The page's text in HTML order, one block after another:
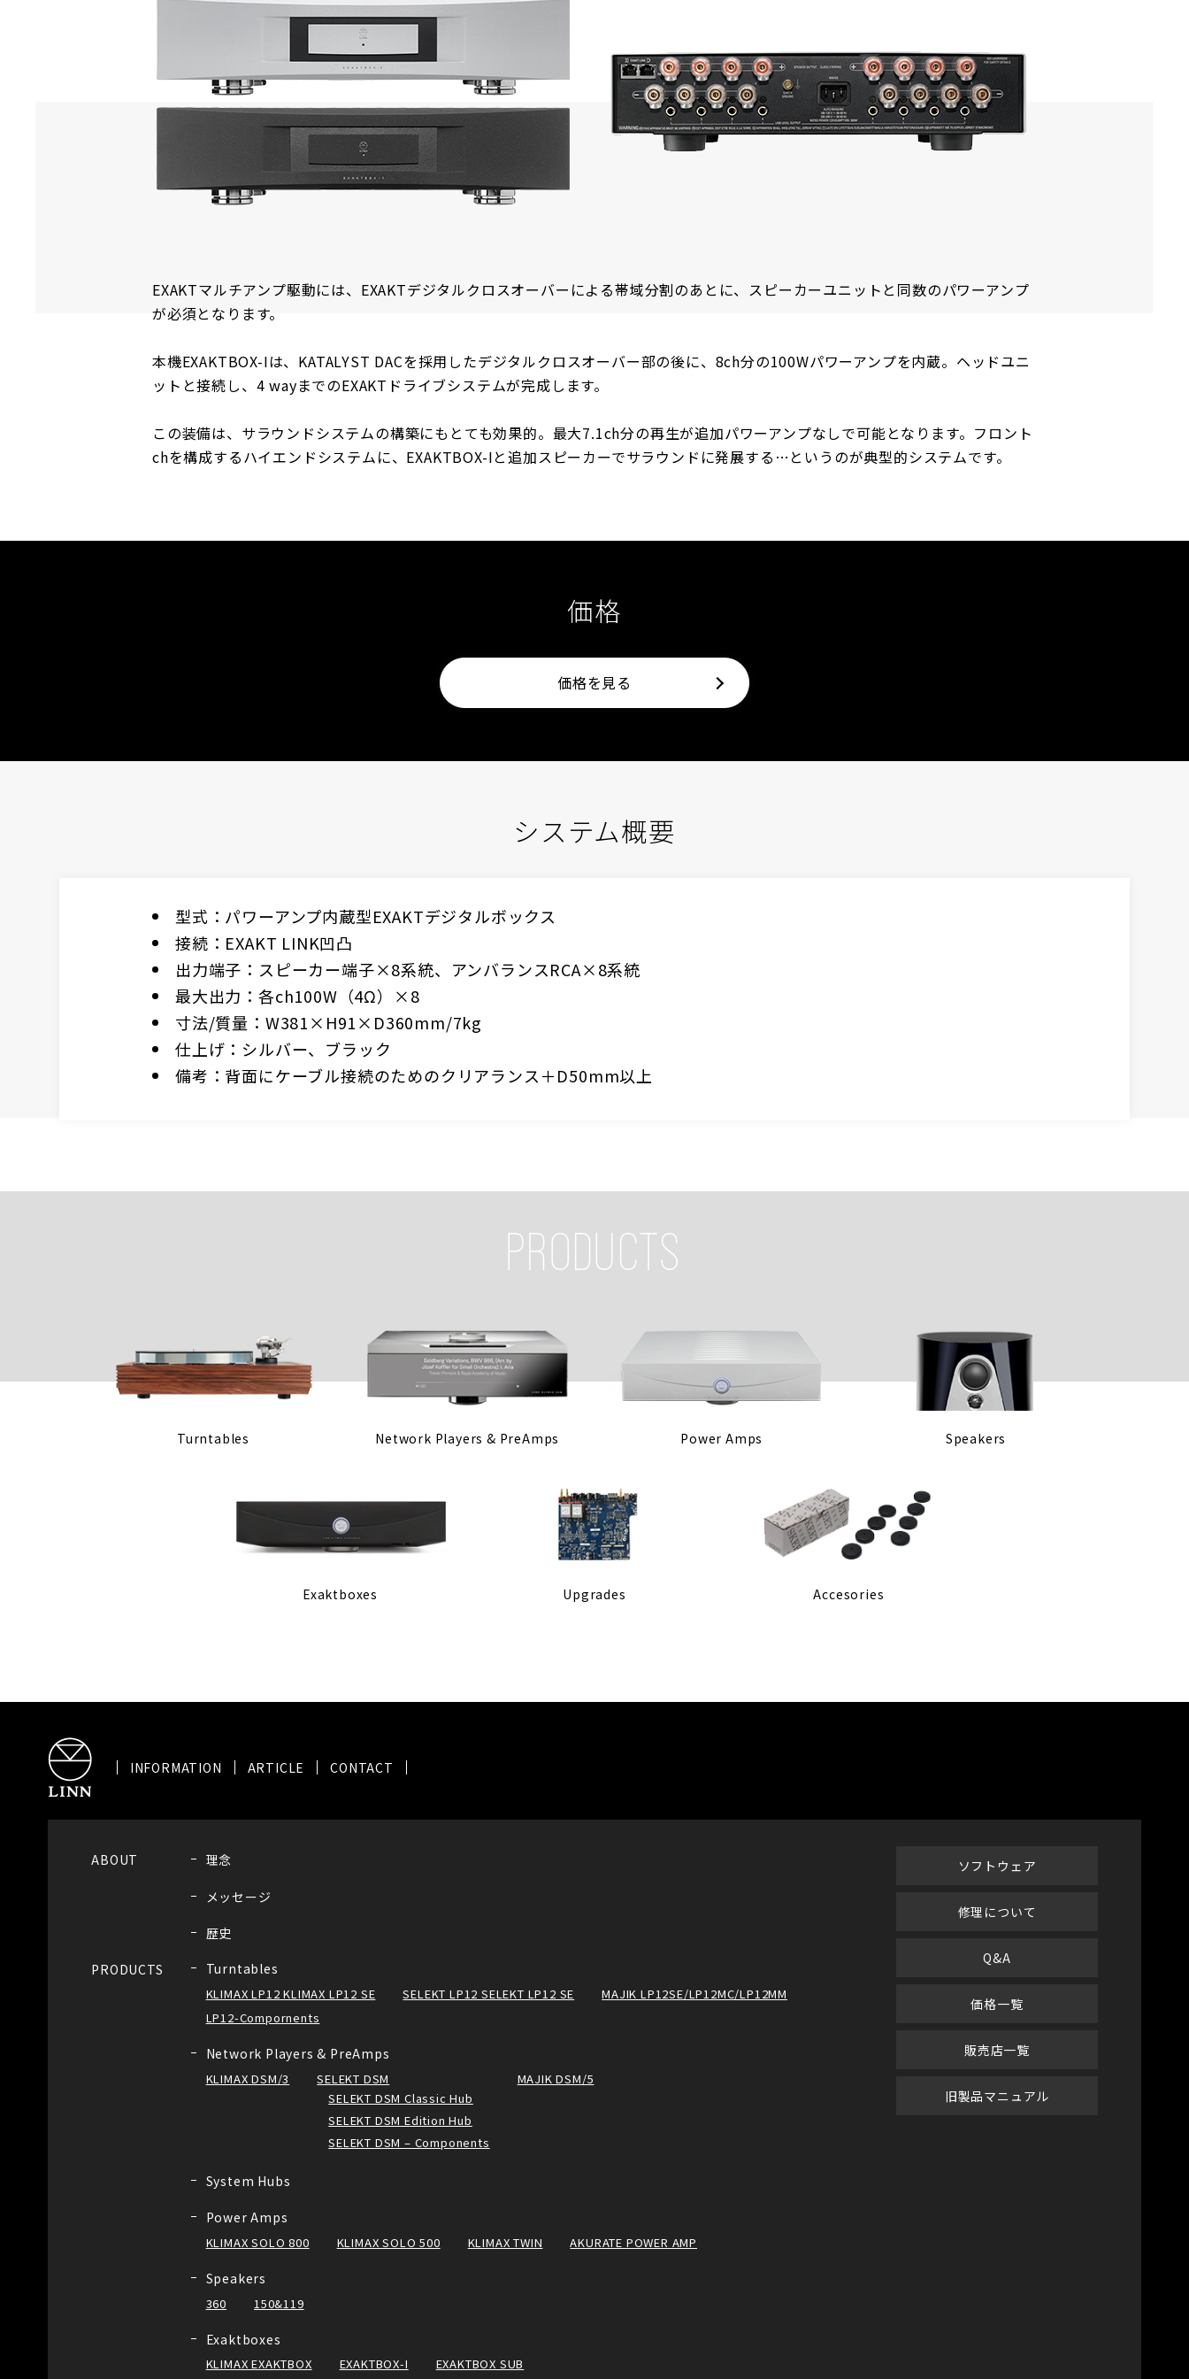
EXAKTマルチアンプ駆動には、EXAKTデジタルクロスオーバーによる帯域分割のあとに、スピーカーユニットと同数のパワーアンプ
が必須となります。
本機EXAKTBOX-Iは、KATALYST DACを採用したデジタルクロスオーバー部の後に、8ch分の100Wパワーアンプを内蔵。ヘッドユニ
ットと接続し、4 wayまでのEXAKTドライブシステムが完成します。
この装備は、サラウンドシステムの構築にもとても効果的。最大7.1ch分の再生が追加パワーアンプなしで可能となります。フロント
chを構成するハイエンドシステムに、EXAKTBOX-Iと追加スピーカーでサラウンドに発展する…というのが典型的システムです。
価格
価格を見る
システム概要
型式：パワーアンプ内蔵型EXAKTデジタルボックス
接続：EXAKT LINK凹凸
出力端子：スピーカー端子×8系統、アンバランスRCA×8系統
最大出力：各ch100W（4Ω）×8
寸法/質量：W381×H91×D360mm/7kg
仕上げ：シルバー、ブラック
備考：背面にケーブル接続のためのクリアランス＋D50mm以上
PRODUCTS
Turntables Network Players & PreAmps Power Amps Speakers
Exaktboxes Upgrades Accesories
INFORMATION ARTICLE CONTACT
ABOUT 理念
メッセージ
歴史
PRODUCTS Turntables
KLIMAX LP12 KLIMAX LP12 SE SELEKT LP12 SELEKT LP12 SE
MAJIK LP12SE/LP12MC/LP12MM
LP12-Compornents
Network Players & PreAmps
KLIMAX DSM/3
SELEKT DSM
SELEKT DSM Classic Hub
SELEKT DSM Edition Hub
SELEKT DSM – Components
MAJIK DSM/5
System Hubs
Power Amps
KLIMAX SOLO 800 KLIMAX SOLO 500 KLIMAX TWIN AKURATE POWER AMP
Speakers
360 150&119
Exaktboxes
KLIMAX EXAKTBOX EXAKTBOX-I EXAKTBOX SUB
ソフトウェア
修理について
Q&A
価格一覧
販売店一覧
旧製品マニュアル